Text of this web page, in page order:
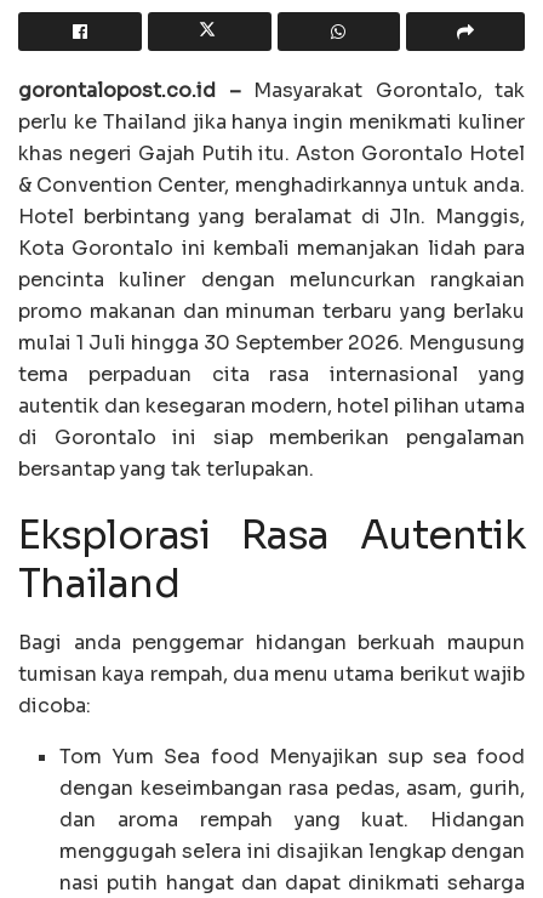
gorontalopost.co.id –Masyarakat Gorontalo, tak
perlu ke Thailand jika hanya ingin menikmati kuliner
khas negeri Gajah Putih itu. Aston Gorontalo Hotel
& Convention Center, menghadirkannya untuk anda.
Hotel berbintang yang beralamat di Jln. Manggis,
Kota Gorontalo ini kembali memanjakan lidah para
pencinta kuliner dengan meluncurkan rangkaian
promo makanan dan minuman terbaru yang berlaku
mulai 1 Juli hingga 30 September 2026. Mengusung
tema perpaduan cita rasa internasional yang
autentik dan kesegaran modern, hotel pilihan utama
di Gorontalo ini siap memberikan pengalaman
bersantap yang tak terlupakan.
Eksplorasi Rasa Autentik
Thailand
Bagi anda penggemar hidangan berkuah maupun
tumisan kaya rempah, dua menu utama berikut wajib
dicoba:
Tom Yum Sea food Menyajikan sup sea food
dengan keseimbangan rasa pedas, asam, gurih,
dan aroma rempah yang kuat. Hidangan
menggugah selera ini disajikan lengkap dengan
nasi putih hangat dan dapat dinikmati seharga